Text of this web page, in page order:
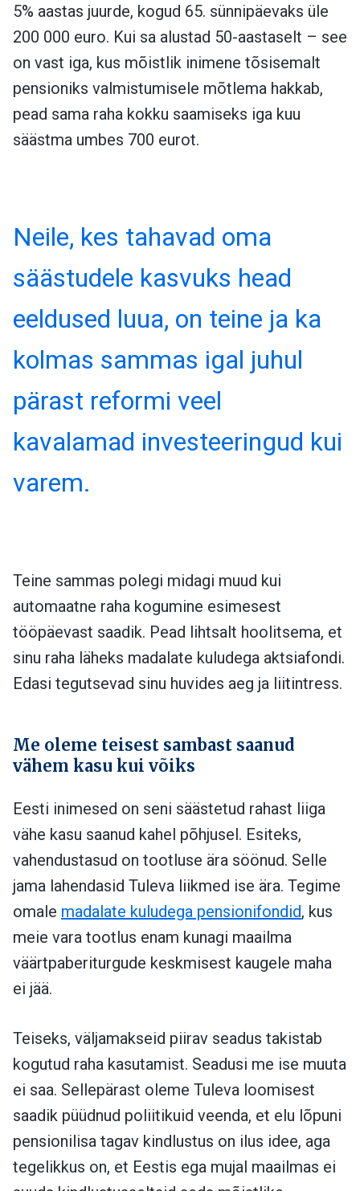
5% aastas juurde, kogud 65. sünnipäevaks üle
200 000 euro. Kui sa alustad 50-aastaselt – see
on vast iga, kus mõistlik inimene tõsisemalt
pensioniks valmistumisele mõtlema hakkab,
pead sama raha kokku saamiseks iga kuu
säästma umbes 700 eurot.
Neile, kes tahavad oma
säästudele kasvuks head
eeldused luua, on teine ja ka
kolmas sammas igal juhul
pärast reformi veel
kavalamad investeeringud kui
varem.
Teine sammas polegi midagi muud kui
automaatne raha kogumine esimesest
tööpäevast saadik. Pead lihtsalt hoolitsema, et
sinu raha läheks madalate kuludega aktsiafondi.
Edasi tegutsevad sinu huvides aeg ja liitintress.
Me oleme teisest sambast saanud
vähem kasu kui võiks
Eesti inimesed on seni säästetud rahast liiga
vähe kasu saanud kahel põhjusel. Esiteks,
vahendustasud on tootluse ära söönud. Selle
jama lahendasid Tuleva liikmed ise ära. Tegime
omale madalate kuludega pensionifondid, kus
meie vara tootlus enam kunagi maailma
väärtpaberiturgude keskmisest kaugele maha
ei jää.
Teiseks, väljamakseid piirav seadus takistab
kogutud raha kasutamist. Seadusi me ise muuta
ei saa. Sellepärast oleme Tuleva loomisest
saadik püüdnud poliitikuid veenda, et elu lõpuni
pensionilisa tagav kindlustus on ilus idee, aga
tegelikkus on, et Eestis ega mujal maailmas ei